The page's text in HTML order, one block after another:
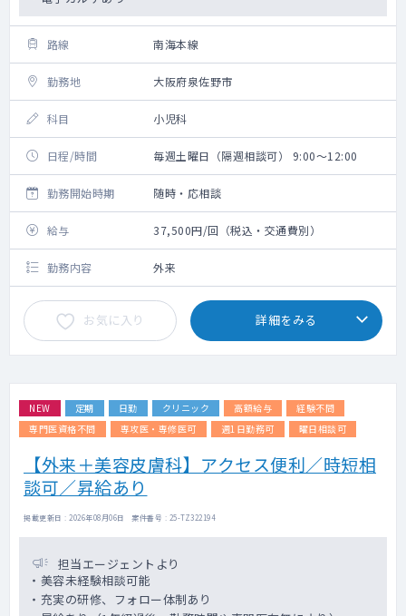
路線 南海本線
勤務地 大阪府泉佐野市
科目 小児科
日程/時間 毎週土曜日（隔週相談可） 9:00～12:00
勤務開始時期 随時・応相談
給与 37,500円/回（税込・交通費別）
勤務内容 外来
お気に入り 詳細をみる
NEW 定期 日勤 クリニック 高額給与
経験不問
専門医資格不問
専攻医・専修医可 週1日勤務可 曜日相談可
【外来＋美容皮膚科】アクセス便利／時短相
談可／昇給あり
掲載更新日 : 2026年08月06日 案件番号 : 25-TZ322194
担当エージェントより
・美容未経験相談可能
・充実の研修、フォロー体制あり